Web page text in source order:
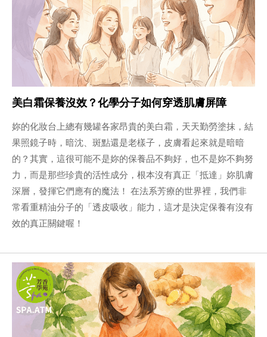
美白霜保養沒效？化學分子如何穿透肌膚屏障
妳的化妝台上總有幾罐各家昂貴的美白霜，天天勤勞塗抹，結
果照鏡子時，暗沈、斑點還是老樣子，皮膚看起來就是暗暗
的？其實，這很可能不是妳的保養品不夠好，也不是妳不夠努
力，而是那些珍貴的活性成分，根本沒有真正「抵達」妳肌膚
深層，發揮它們應有的魔法！ 在法系芳療的世界裡，我們非
常看重精油分子的「透皮吸收」能力，這才是決定保養有沒有
效的真正關鍵喔！